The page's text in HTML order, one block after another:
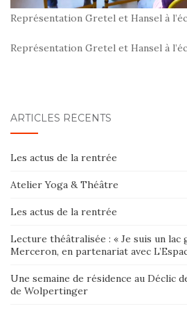
Représentation Gretel et Hansel à
Représentation Gretel et Hansel à
ARTICLES RÉCENTS
Les actus de la rentrée
Atelier Yoga & Théâtre
Les actus de la rentrée
Lecture théâtralisée : « Je suis un lac
Merceron, en partenariat avec
Une semaine de résidence au Déclic
de Wolpertinger